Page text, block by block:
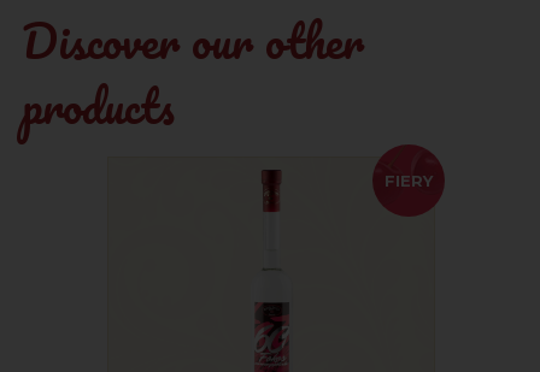
Discover our other
products
FIERY